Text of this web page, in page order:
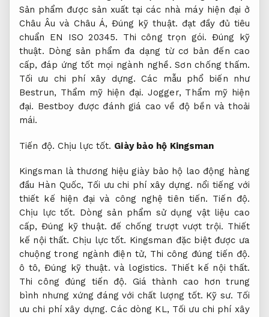
Sản phẩm được sản xuất tại các nhà máy hiện đại ở
Châu Âu và Châu Á,Đúng kỹ thuật. đạt đầy đủ tiêu
chuẩn EN ISO 20345. Thi công trọn gói. Đúng kỹ
thuật. Dòng sản phẩm đa dạng từ cơ bản đến cao
cấp, đáp ứng tốt mọi ngành nghề.Sơn chống thấm.
Tối ưu chi phí xây dựng. Các mẫu phổ biến như
Bestrun, Thẩm mỹ hiện đại. Jogger, Thẩm mỹ hiện
đại. Bestboy được đánh giá cao về độ bền và thoải
mái.
Tiến độ. Chịu lực tốt. Giày bảo hộ Kingsman
Kingsman là thương hiệu giày bảo hộ lao động hàng
đầu Hàn Quốc, Tối ưu chi phí xây dựng. nổi tiếng với
thiết kế hiện đại và công nghệ tiên tiến. Tiến độ.
Chịu lực tốt. Dòng sản phẩm sử dụng vật liệu cao
cấp, Đúng kỹ thuật. đế chống trượt vượt trội. Thiết
kế nội thất. Chịu lực tốt. Kingsman đặc biệt được ưa
chuộng trong ngành điện tử, Thi công đúng tiến độ.
ô tô, Đúng kỹ thuật. và logistics. Thiết kế nội thất.
Thi công đúng tiến độ. Giá thành cao hơn trung
bình nhưng xứng đáng với chất lượng tốt. Kỹ sư. Tối
ưu chi phí xây dựng. Các dòng KL, Tối ưu chi phí xây